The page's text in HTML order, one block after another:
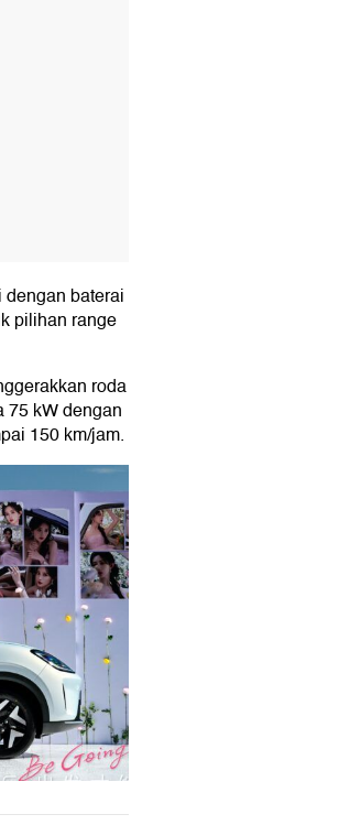
baterai
pilihan range
roda
75 kW dengan
150 km/jam.